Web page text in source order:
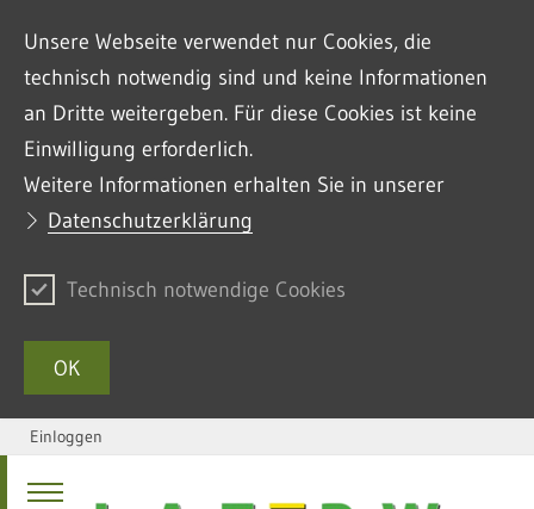
Unsere Webseite verwendet nur Cookies, die
technisch notwendig sind und keine Informationen
an Dritte weitergeben. Für diese Cookies ist keine
Einwilligung erforderlich.
Weitere Informationen erhalten Sie in unserer
Datenschutzerklärung
Technisch notwendige Cookies
OK
Zum Inhalt springen
Einloggen